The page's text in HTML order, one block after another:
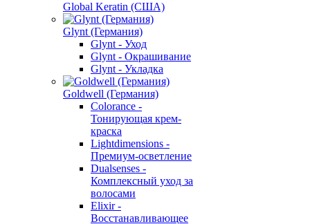
Global Keratin (США)
Glynt (Германия)
Glynt - Уход
Glynt - Окрашивание
Glynt - Укладка
Goldwell (Германия)
Colorance -
Тонирующая крем-
краска
Lightdimensions -
Премиум-осветление
Dualsenses -
Комплексный уход за
волосами
Elixir -
Восстанавливающее